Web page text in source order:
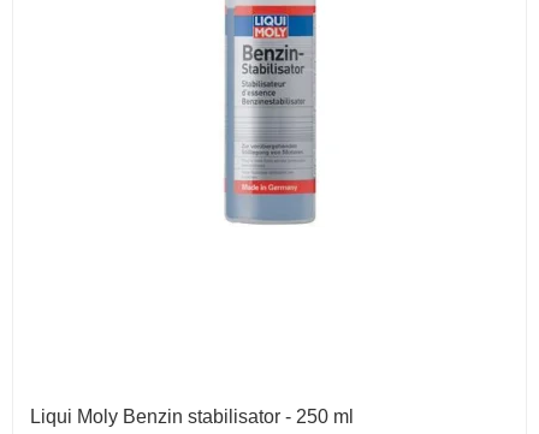
Liqui Moly Benzin stabilisator - 250 ml